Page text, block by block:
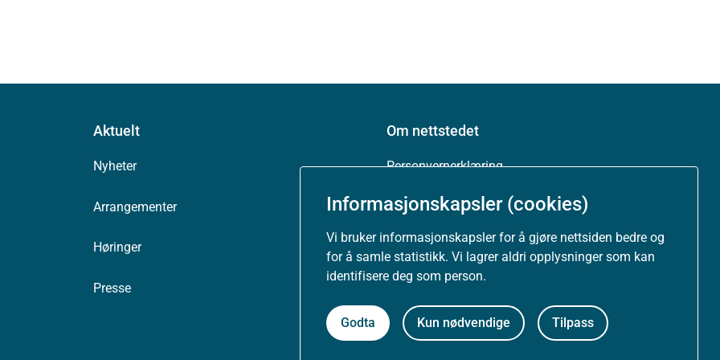
Informasjonskapsler (cookies)
Vi bruker informasjonskapsler for å gjøre nettsiden bedre og
for å samle statistikk. Vi lagrer aldri opplysninger som kan
identifisere deg som person.
Godta Kun nødvendige Tilpass
Aktuelt
Nyheter
Arrangementer
Høringer
Presse
Om nettstedet
Personvernerklæring
Tilgjengelighetserklæring (uustatus.no)
Besøksstatistikk og informasjonskapsler
Nyhetsvarsel og abonnement
Åpne data (API)